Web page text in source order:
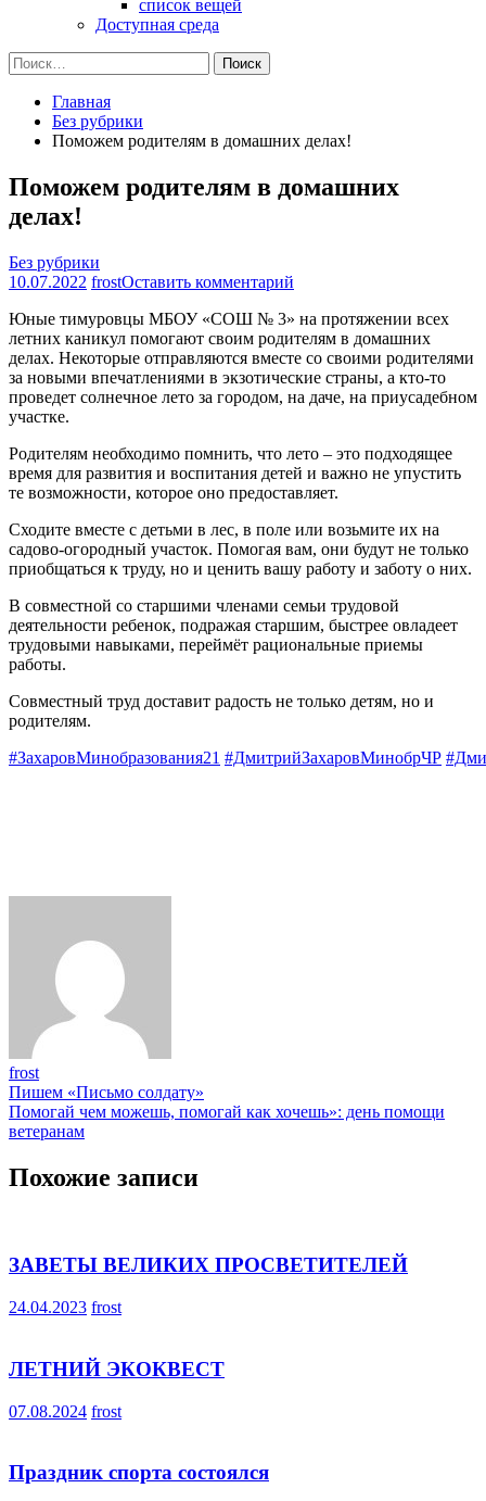
список вещей
Доступная среда
Найти:
Главная
Без рубрики
Поможем родителям в домашних делах!
Поможем родителям в домашних
делах!
Без рубрики
10.07.2022 frostОставить комментарий
родителям
в
домашних
делах!
Юные тимуровцы МБОУ «СОШ № 3» на протяжении всех
летних каникул помогают своим родителям в домашних
делах. Некоторые отправляются вместе со своими родителями
за новыми впечатлениями в экзотические страны, а кто-то
проведет солнечное лето за городом, на даче, на приусадебном
участке.
Родителям необходимо помнить, что лето – это подходящее
время для развития и воспитания детей и важно не упустить
те возможности, которое оно предоставляет.
Сходите вместе с детьми в лес, в поле или возьмите их на
садово-огородный участок. Помогая вам, они будут не только
приобщаться к труду, но и ценить вашу работу и заботу о них.
В совместной со старшими членами семьи трудовой
деятельности ребенок, подражая старшим, быстрее овладеет
трудовыми навыками, переймёт рациональные приемы
работы.
Совместный труд доставит радость не только детям, но и
родителям.
#ЗахаровМинобразования21 #ДмитрийЗахаровМинобрЧР
frost
Навигация
по
Пишем «Письмо солдату»
Помогай чем можешь, помогай как хочешь»: день помощи
ветеранам
Похожие записи
ЗАВЕТЫ ВЕЛИКИХ ПРОСВЕТИТЕЛЕЙ
24.04.2023 frost
ЛЕТНИЙ ЭКОКВЕСТ
07.08.2024 frost
Праздник спорта состоялся